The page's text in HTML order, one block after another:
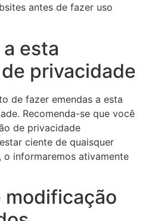
antes de fazer uso
a esta
privacidade
de fazer emendas a esta
Recomenda-se que você
de privacidade
ciente de quaisquer
o informaremos ativamente
modificação